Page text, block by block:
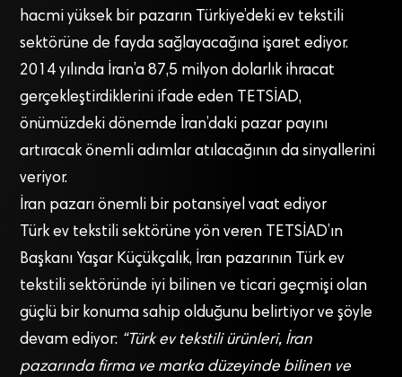
hacmi yüksek bir pazarın Türkiye’deki ev tekstili
sektörüne de fayda sağlayacağına işaret ediyor.
2014 yılında İran’a 87,5 milyon dolarlık ihracat
gerçekleştirdiklerini ifade eden TETSİAD,
önümüzdeki dönemde İran’daki pazar payını
artıracak önemli adımlar atılacağının da sinyallerini
veriyor.
İran pazarı önemli bir potansiyel vaat ediyor
Türk ev tekstili sektörüne yön veren TETSİAD’ın
Başkanı Yaşar Küçükçalık, İran pazarının Türk ev
tekstili sektöründe iyi bilinen ve ticari geçmişi olan
güçlü bir konuma sahip olduğunu belirtiyor ve şöyle
devam ediyor: “Türk ev tekstili ürünleri, İran
pazarında firma ve marka düzeyinde bilinen ve